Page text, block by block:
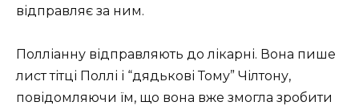
відправляє за ним.
Полліанну відправляють до лікарні. Вона пише
лист тітці Поллі і “дядькові Тому” Чілтону,
повідомляючи їм, що вона вже змогла зробити